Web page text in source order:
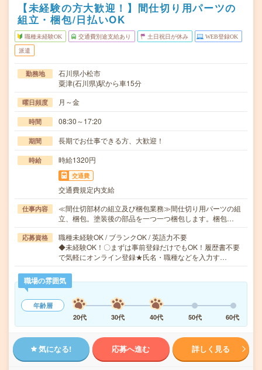
【未経験の方大歓迎！】間仕切り用パーツの
組立・梱包/日払いOK
職種未経験OK 交通費別途支給あり 土日祝日が休み WEB登録OK
派遣
勤務地
石川県小松市
粟津(石川県)駅から車15分
曜日頻度 月～金
時間 08:30～17:20
期間 長期でお仕事できる方、大歓迎！
時給 時給1320円
交通費
交通費規定内支給
仕事内容
≪間仕切部材の組立及び梱包業務≫間仕切り用パーツの組
立、梱包。塗装後の部品を一つ一つ梱包します。梱包…
応募資格
職種未経験OK / ブランクOK / 英語力不要
◆未経験OK！〇まずは事前登録だけでもOK！履歴書不要
で気軽にオンライン登録★氏名・職種などを入力す…
職場の雰囲気
年齢層
20代
30代 40代 50代 60代
気になる! 応募へ進む 詳しく見る